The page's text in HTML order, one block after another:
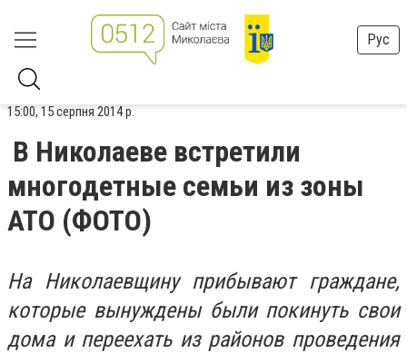
Рус
15:00, 15 серпня 2014 р.
В Николаеве встретили
многодетные семьи из зоны
АТО (ФОТО)
На Николаевщину прибывают граждане,
которые вынуждены были покинуть свои
дома и переехать из районов проведения